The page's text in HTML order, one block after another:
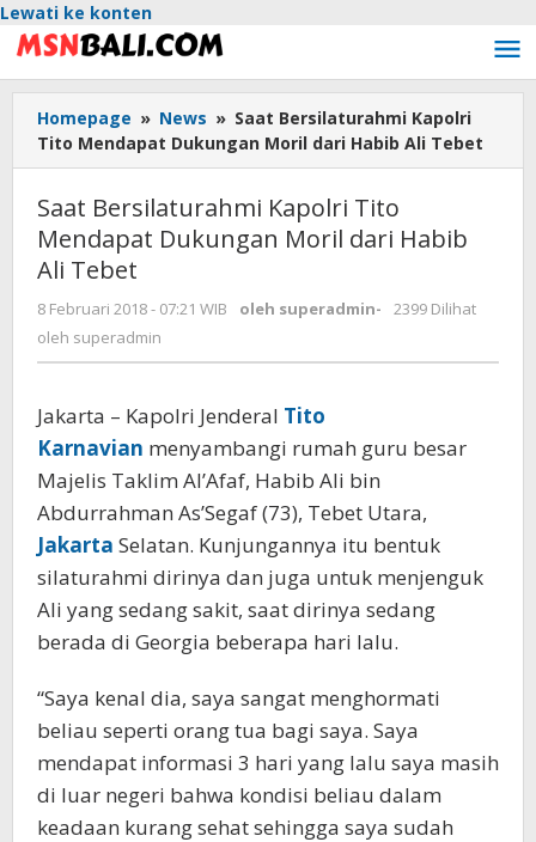
Lewati ke konten
Homepage » News » Saat Bersilaturahmi Kapolri
Tito Mendapat Dukungan Moril dari Habib Ali Tebet
Saat Bersilaturahmi Kapolri Tito
Mendapat Dukungan Moril dari Habib
Ali Tebet
8 Februari 2018 - 07:21 WIB oleh superadmin-
2399 Dilihat
oleh superadmin
Jakarta – Kapolri Jenderal Tito
Karnavian menyambangi rumah guru besar
Majelis Taklim Al’Afaf, Habib Ali bin
Abdurrahman As’Segaf (73), Tebet Utara,
Jakarta Selatan. Kunjungannya itu bentuk
silaturahmi dirinya dan juga untuk menjenguk
Ali yang sedang sakit, saat dirinya sedang
berada di Georgia beberapa hari lalu.
“Saya kenal dia, saya sangat menghormati
beliau seperti orang tua bagi saya. Saya
mendapat informasi 3 hari yang lalu saya masih
di luar negeri bahwa kondisi beliau dalam
keadaan kurang sehat sehingga saya sudah